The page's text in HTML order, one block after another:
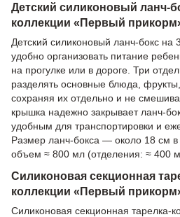
Детский силиконовый ланч-
коллекции «Первый
Детский силиконовый ланч-бокс на
удобно организовать питание
на прогулке или в дороге. Три
разделять основные блюда,
сохраняя их отдельно и не
крышка надежно закрывает ланч-
удобным для транспортировки и
Размер ланч-бокса — около 18 см
объем ≈ 800 мл (отделения: ≈ 400
Силиконовая секционная
коллекции «Первый
Силиконовая секционная тарелка-